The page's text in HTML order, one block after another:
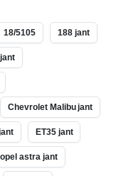
18/5105 188 jant
Chevrolet Malibu jant
ET35 jant
opel astra jant